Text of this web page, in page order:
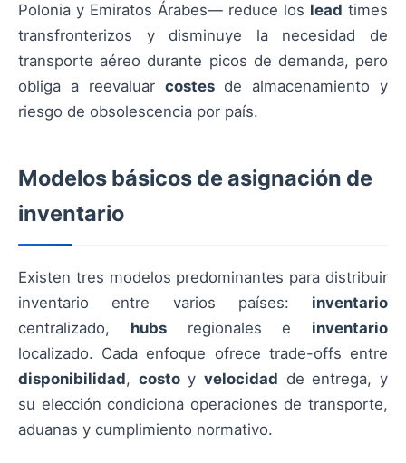
Polonia y Emiratos Árabes— reduce los lead times
transfronterizos y disminuye la necesidad de
transporte aéreo durante picos de demanda, pero
obliga a reevaluar costesde almacenamiento y
riesgo de obsolescencia por país.
Modelos básicos de asignación de
inventario
Existen tres modelos predominantes para distribuir
inventario entre varios países: inventario
centralizado, hubsregionales e inventario
localizado. Cada enfoque ofrece trade-offs entre
disponibilidad, costoyvelocidad de entrega, y
su elección condiciona operaciones de transporte,
aduanas y cumplimiento normativo.